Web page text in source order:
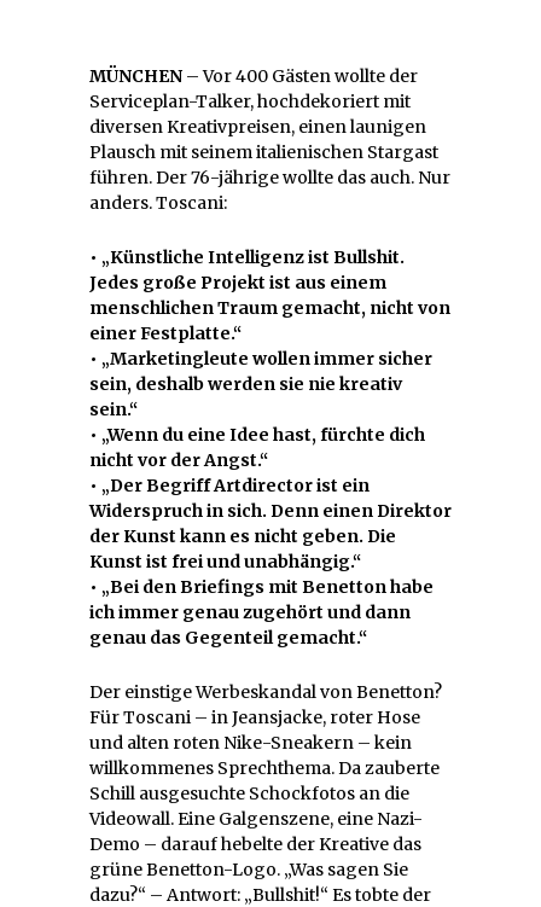
MÜNCHEN – Vor 400 Gästen wollte der
Serviceplan-Talker, hochdekoriert mit
diversen Kreativpreisen, einen launigen
Plausch mit seinem italienischen Stargast
führen. Der 76-jährige wollte das auch. Nur
anders. Toscani:
• „Künstliche Intelligenz ist Bullshit.
Jedes große Projekt ist aus einem
menschlichen Traum gemacht, nicht von
einer Festplatte.“
• „Marketingleute wollen immer sicher
sein, deshalb werden sie nie kreativ
sein.“
• „Wenn du eine Idee hast, fürchte dich
nicht vor der Angst.“
• „Der Begriff Artdirector ist ein
Widerspruch in sich. Denn einen Direktor
der Kunst kann es nicht geben. Die
Kunst ist frei und unabhängig.“
• „Bei den Briefings mit Benetton habe
ich immer genau zugehört und dann
genau das Gegenteil gemacht.“
Der einstige Werbeskandal von Benetton?
Für Toscani – in Jeansjacke, roter Hose
und alten roten Nike-Sneakern – kein
willkommenes Sprechthema. Da zauberte
Schill ausgesuchte Schockfotos an die
Videowall. Eine Galgenszene, eine Nazi-
Demo – darauf hebelte der Kreative das
grüne Benetton-Logo. „Was sagen Sie
dazu?“ – Antwort: „Bullshit!“ Es tobte der